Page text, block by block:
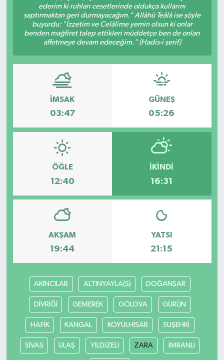
ederim ki ruhları cesetlerinde oldukça kullarını
saptırmaktan geri durmayacağım." Allâhü Teâlâ ise şöyle
buyurdu: "İzzetim ve Celâlime yemin olsun ki onlar
benden mağfiret talep ettikleri müddetçe ben de onları
affetmeye devam edeceğim." (Hadis-i şerif)
İMSAK
03:47
GÜNEŞ
05:26
ÖĞLE
12:40
İKINDI
16:31
AKŞAM
19:44
YATSI
21:15
AKINCILAR ALTINYAYLA(S) DOĞANŞAR
DİVRİĞİ GEMEREK GÖLOVA GÜRÜN
HAFİK KANGAL KOYULHİSAR SUŞEHRİ
SİVAS ULAŞ YILDIZELİ ZARA İMRANLI